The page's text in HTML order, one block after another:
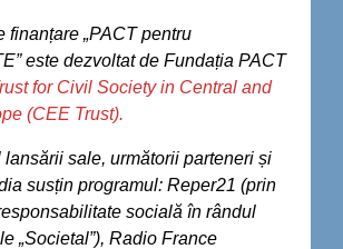
finanțare „PACT pentru
este dezvoltat de Fundația PACT
for Civil Society in Central and
(CEE Trust).
lansării sale, următorii parteneri și
susțin programul: Reper21 (prin
socială în rândul
„Societal”), Radio France